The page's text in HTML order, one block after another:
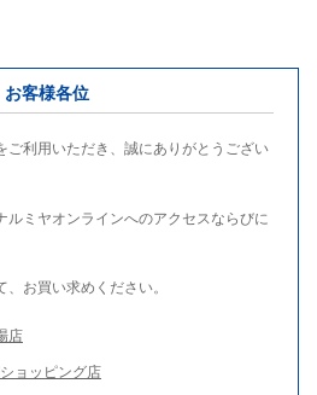
お客様各位
ご利用いただき、誠にありがとうござい
ルミヤオンラインへのアクセスならびに
お買い求めください。
店
ョッピング店